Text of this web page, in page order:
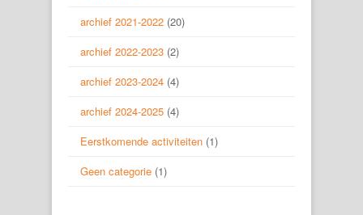
archief 2021-2022 (20)
archief 2022-2023 (2)
archief 2023-2024 (4)
archief 2024-2025 (4)
Eerstkomende activiteiten (1)
Geen categorie (1)